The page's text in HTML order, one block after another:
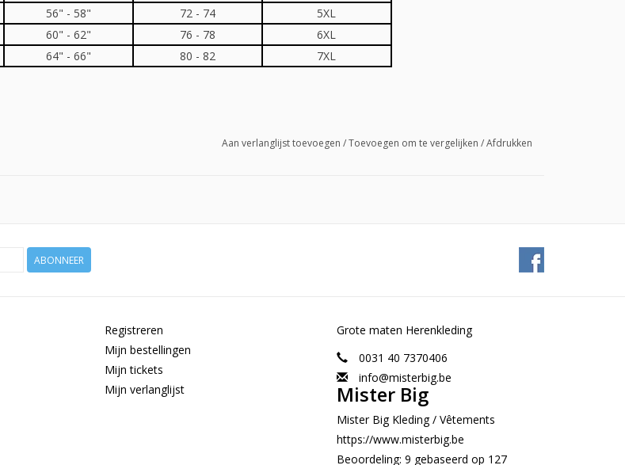
56" - 58" 72 - 74
5XL
60" - 62" 76 - 78
6XL
64" - 66" 80 - 82 7XL
Aan verlanglijst toevoegen /Toevoegen om te vergelijken /Afdrukken
ABONNEER
Registreren
Mijn bestellingen
Mijn tickets
Mijn verlanglijst
Grote maten Herenkleding
0031 40 7370406
info@misterbig.be
Mister Big
Mister Big Kleding / Vêtements
https://www.misterbig.be
Beoordeling: 9 gebaseerd op 127